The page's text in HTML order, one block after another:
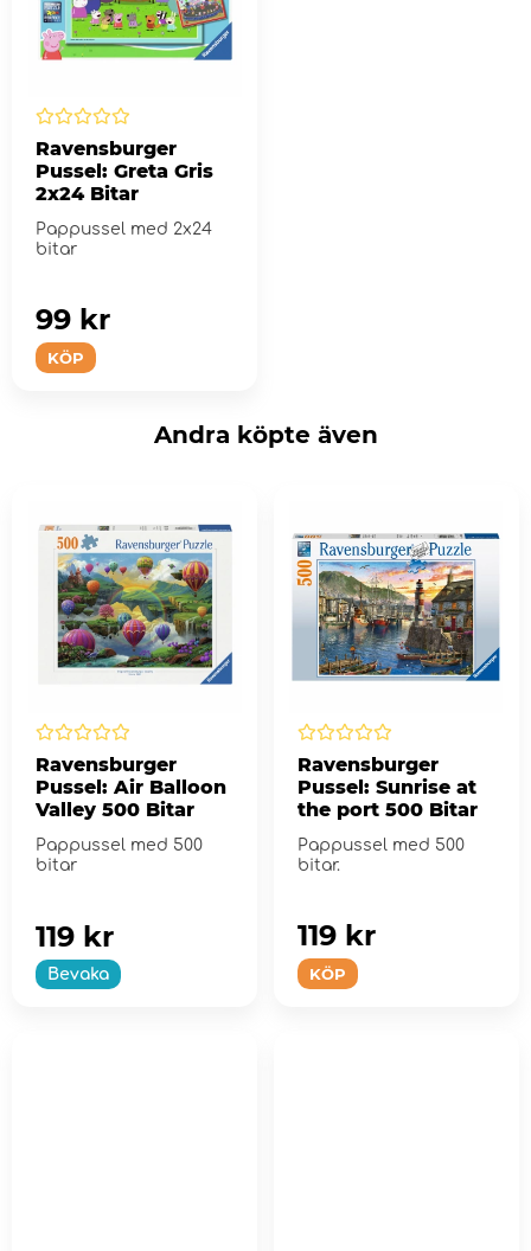
Ravensburger
Pussel: Greta Gris
2x24 Bitar
Pappussel med 2x24
bitar
KÖP
99 kr
Andra köpte även
Ravensburger
Pussel: Air Balloon
Valley 500 Bitar
Pappussel med 500
bitar
Bevaka
119 kr
Ravensburger
Pussel: Sunrise at
the port 500 Bitar
Pappussel med 500
bitar.
KÖP
119 kr